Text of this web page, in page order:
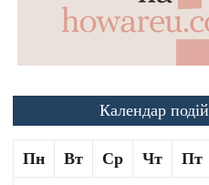
Календар подій
Пн Вт Ср Чт Пт